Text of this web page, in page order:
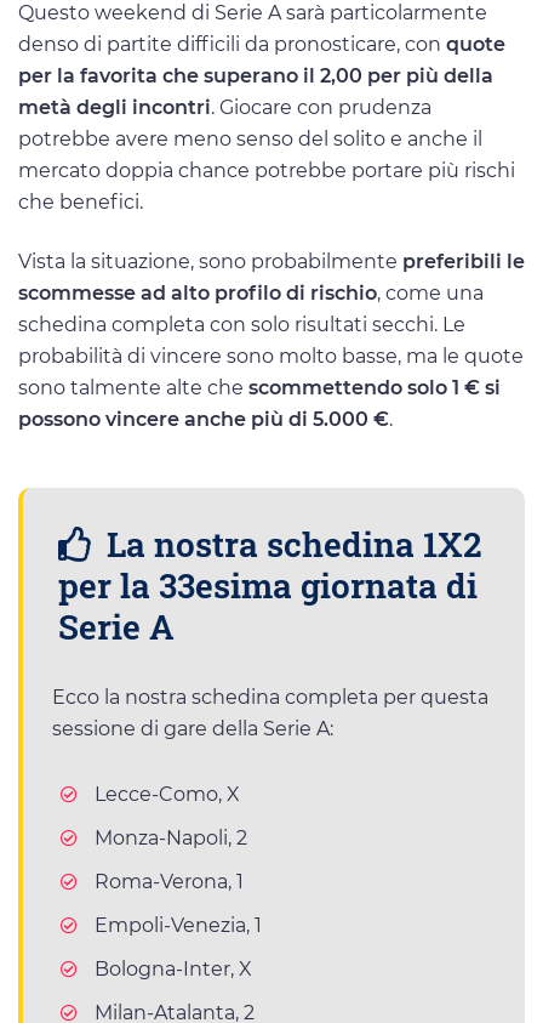
Questo weekend di Serie A sarà particolarmente
denso di partite difficili da pronosticare, con quote
per la favorita che superano il 2,00 per più della
metà degli incontri. Giocare con prudenza
potrebbe avere meno senso del solito e anche il
mercato doppia chance potrebbe portare più rischi
che benefici.
Vista la situazione, sono probabilmente preferibili le
scommesse ad alto profilo di rischio, come una
schedina completa con solo risultati secchi. Le
probabilità di vincere sono molto basse, ma le quote
sono talmente alte che scommettendo solo 1 € si
possono vincere anche più di 5.000 €.
La nostra schedina 1X2
per la 33esima giornata di
Serie A
Ecco la nostra schedina completa per questa
sessione di gare della Serie A:
Lecce-Como, X
Monza-Napoli, 2
Roma-Verona, 1
Empoli-Venezia, 1
Bologna-Inter, X
Milan-Atalanta, 2